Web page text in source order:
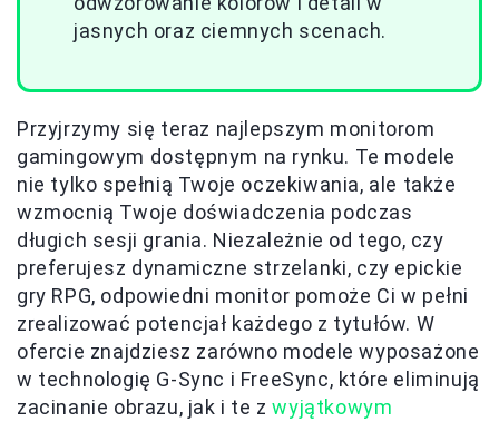
jasnych oraz ciemnych scenach.
Przyjrzymy się teraz najlepszym monitorom
gamingowym dostępnym na rynku. Te modele
nie tylko spełnią Twoje oczekiwania, ale także
wzmocnią Twoje doświadczenia podczas
długich sesji grania. Niezależnie od tego, czy
preferujesz dynamiczne strzelanki, czy epickie
gry RPG, odpowiedni monitor pomoże Ci w pełni
zrealizować potencjał każdego z tytułów. W
ofercie znajdziesz zarówno modele wyposażone
w technologię G-Sync i FreeSync, które eliminują
zacinanie obrazu, jak i te zwyjątkowym